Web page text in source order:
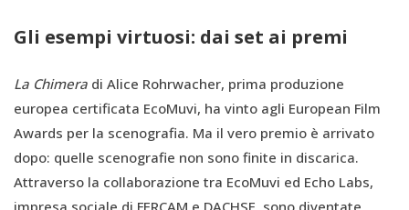
Gli esempi virtuosi: dai set ai premi
La Chimera di Alice Rohrwacher, prima produzione
europea certificata EcoMuvi, ha vinto agli European Film
Awards per la scenografia. Ma il vero premio è arrivato
dopo: quelle scenografie non sono finite in discarica.
Attraverso la collaborazione tra EcoMuvi ed Echo Labs,
impresa sociale di FERCAM e DACHSE, sono diventate